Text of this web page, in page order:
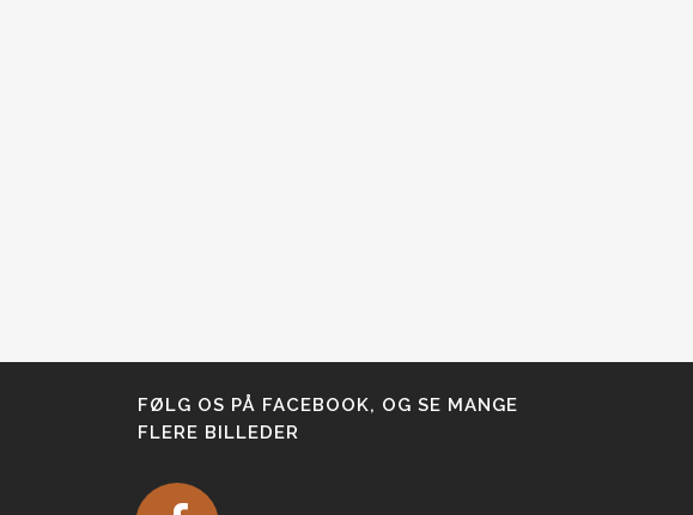
FØLG OS PÅ FACEBOOK, OG SE MANGE
FLERE BILLEDER